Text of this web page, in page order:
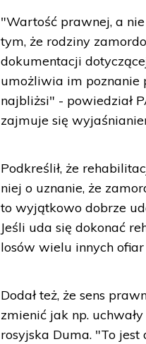
"Wartość prawnej, a
tym, że rodziny
dokumentacji
umożliwia im poznanie
najbliżsi" - powiedział
zajmuje się
Podkreślił, że
niej o uznanie, że
to wyjątkowo dobrze
Jeśli uda się dokonać
losów wielu innych
Dodał też, że sens
zmienić jak np.
rosyjska Duma. "To